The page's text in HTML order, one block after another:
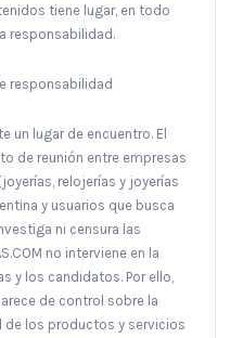
tiene lugar, en todo
responsabilidad.
responsabilidad
un lugar de encuentro. El
de reunión entre empresas
relojerías y joyerías
y usuarios que busca
ni censura las
no interviene en la
y los candidatos. Por ello,
de control sobre la
de los productos y servicios